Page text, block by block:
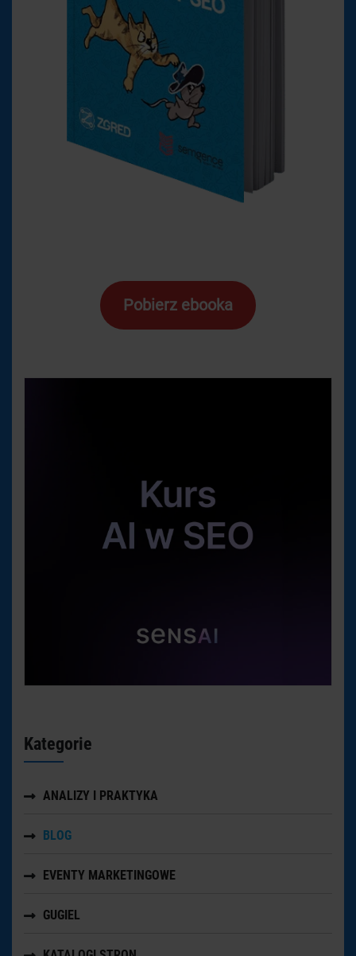
Pobierz ebooka
Kategorie
ANALIZY I PRAKTYKA
BLOG
EVENTY MARKETINGOWE
GUGIEL